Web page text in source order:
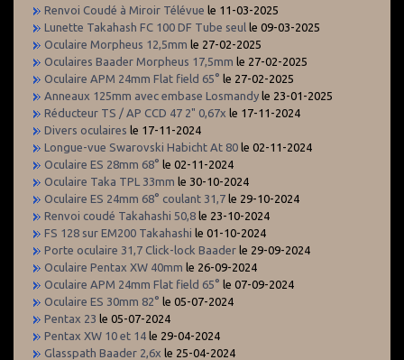
Renvoi Coudé à Miroir Télévue le 11-03-2025
Lunette Takahash FC 100 DF Tube seul le 09-03-2025
Oculaire Morpheus 12,5mm le 27-02-2025
Oculaires Baader Morpheus 17,5mm le 27-02-2025
Oculaire APM 24mm Flat field 65° le 27-02-2025
Anneaux 125mm avec embase Losmandy le 23-01-2025
Réducteur TS / AP CCD 47 2" 0,67x le 17-11-2024
Divers oculaires le 17-11-2024
Longue-vue Swarovski Habicht At 80 le 02-11-2024
Oculaire ES 28mm 68° le 02-11-2024
Oculaire Taka TPL 33mm le 30-10-2024
Oculaire ES 24mm 68° coulant 31,7 le 29-10-2024
Renvoi coudé Takahashi 50,8 le 23-10-2024
FS 128 sur EM200 Takahashi le 01-10-2024
Porte oculaire 31,7 Click-lock Baader le 29-09-2024
Oculaire Pentax XW 40mm le 26-09-2024
Oculaire APM 24mm Flat field 65° le 07-09-2024
Oculaire ES 30mm 82° le 05-07-2024
Pentax 23 le 05-07-2024
Pentax XW 10 et 14 le 29-04-2024
Glasspath Baader 2,6x le 25-04-2024